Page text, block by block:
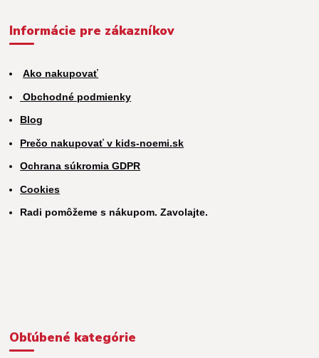
Informácie pre zákazníkov
Ako nakupovať
Obchodné podmienky
Blog
Prečo nakupovať v kids-noemi.sk
Ochrana súkromia GDPR
Cookies
Radi pomôžeme s nákupom. Zavolajte.
Obľúbené kategórie